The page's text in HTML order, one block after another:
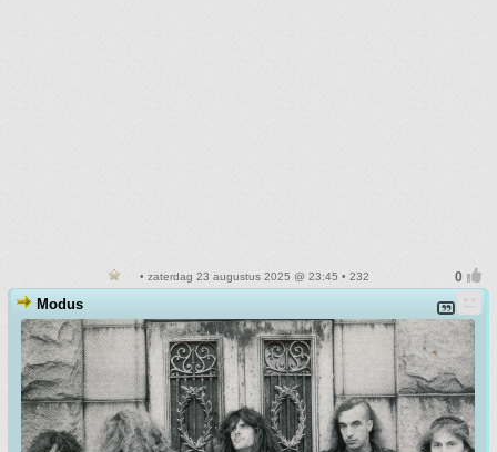
• zaterdag 23 augustus 2025 @ 23:45 • 232
Modus